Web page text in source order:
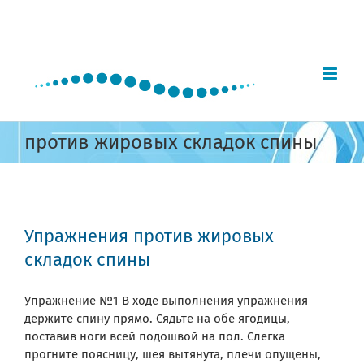
против жировых складок спины
Упражнения против жировых
складок спины
Упражнение №1 В ходе выполнения упражнения
держите спину прямо. Сядьте на обе ягодицы,
поставив ноги всей подошвой на пол. Слегка
прогните поясницу, шея вытянута, плечи опущены,